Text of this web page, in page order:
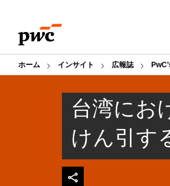
content
footer
ホーム インサイト 広報誌
台湾にお
けん引す